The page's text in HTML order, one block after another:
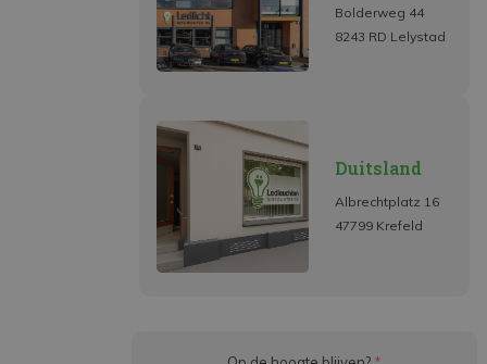
Bolderweg 44
8243 RD Lelystad
Duitsland
Albrechtplatz 16
47799 Krefeld